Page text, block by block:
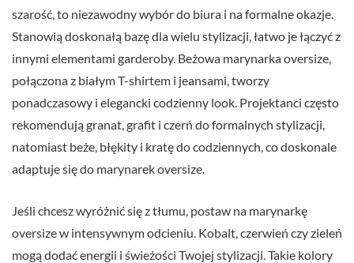
szarość, to niezawodny wybór do biura i na formalne okazje.
Stanowią doskonałą bazę dla wielu stylizacji, łatwo je łączyć z
innymi elementami garderoby. Beżowa marynarka oversize,
połączona z białym T-shirtem i jeansami, tworzy
ponadczasowy i elegancki codzienny look. Projektanci często
rekomendują granat, grafit i czerń do formalnych stylizacji,
natomiast beże, błękity i kratę do codziennych, co doskonale
adaptuje się do marynarek oversize.
Jeśli chcesz wyróżnić się z tłumu, postaw na marynarkę
oversize w intensywnym odcieniu. Kobalt, czerwień czy zieleń
mogą dodać energii i świeżości Twojej stylizacji. Takie kolory